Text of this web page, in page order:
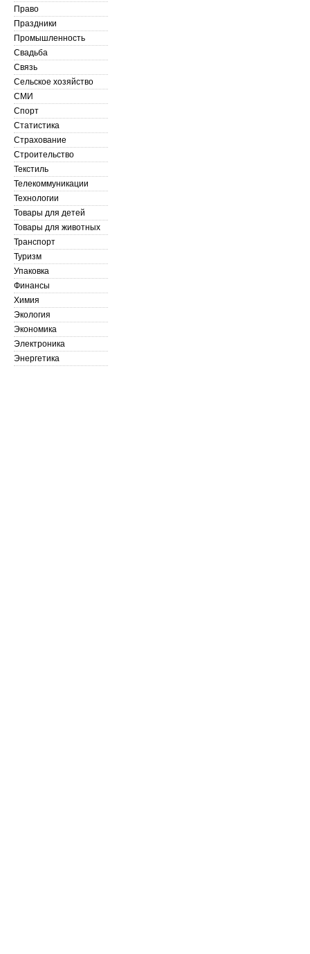
Право
Праздники
Промышленность
Свадьба
Связь
Сельское хозяйство
СМИ
Спорт
Статистика
Страхование
Строительство
Текстиль
Телекоммуникации
Технологии
Товары для детей
Товары для животных
Транспорт
Туризм
Упаковка
Финансы
Химия
Экология
Экономика
Электроника
Энергетика